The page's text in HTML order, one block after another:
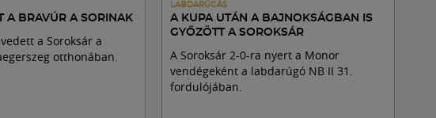
A BRAVÚR A SORINAK
a Soroksár a
otthonában.
LABDARÚGÁS
A KUPA UTÁN A BAJNOKSÁGBAN IS
GYŐZÖTT A SOROKSÁR
A Soroksár 2-0-ra nyert a Monor
vendégeként a labdarúgó NB II 31.
fordulójában.